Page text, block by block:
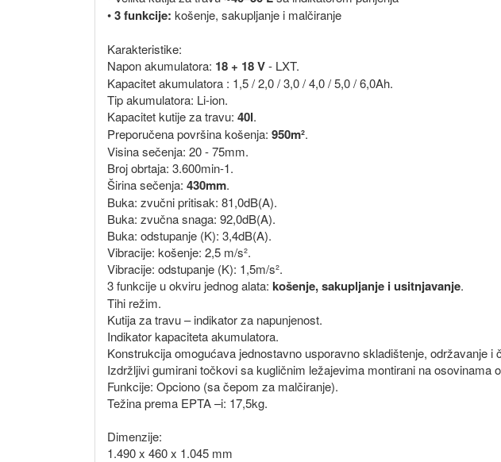
•3 funkcije: košenje, sakupljanje i malčiranje
Karakteristike:
Napon akumulatora: 18 + 18 V- LXT.
Kapacitet akumulatora : 1,5 / 2,0 / 3,0 / 4,0 / 5,0 / 6,0Ah.
Tip akumulatora: Li-ion.
Kapacitet kutije za travu: 40l.
Preporučena površina košenja: 950m².
Visina sečenja: 20 - 75mm.
Broj obrtaja: 3.600min-1.
Širina sečenja: 430mm.
Buka: zvučni pritisak: 81,0dB(A).
Buka: zvučna snaga: 92,0dB(A).
Buka: odstupanje (K): 3,4dB(A).
Vibracije: košenje: 2,5 m/s².
Vibracije: odstupanje (K): 1,5m/s².
3 funkcije u okviru jednog alata: košenje, sakupljanje i usitnjavanje.
Tihi režim.
Kutija za travu – indikator za napunjenost.
Indikator kapaciteta akumulatora.
Konstrukcija omogućava jednostavno usporavno skladištenje, održavanje i
Izdržljivi gumirani točkovi sa kugličnim ležajevima montirani na osovinama
Funkcije: Opciono (sa čepom za malčiranje).
Težina prema EPTA –i: 17,5kg.
Dimenzije:
1.490 x 460 x 1.045 mm